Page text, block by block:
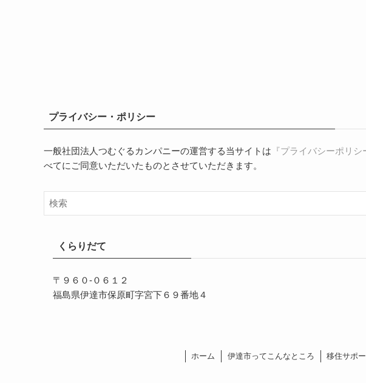
プライバシー・ポリシー
一般社団法人つむぐるカンパニーの運営する当サイトは 『プライバシーポリ
べてにご同意いただいたものとさせていただきます。
くらりだて
〒９６０-０６１２
福島県伊達市保原町字宮下６９番地４
ホーム 伊達市ってこんなところ 移住サポ